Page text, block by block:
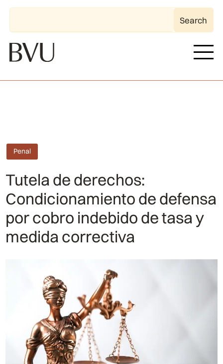
Penal
Tutela de derechos:
Condicionamiento de defensa
por cobro indebido de tasa y
medida correctiva